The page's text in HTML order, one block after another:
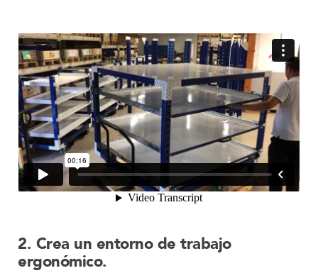
2. Crea un entorno de trabajo
ergonómico.